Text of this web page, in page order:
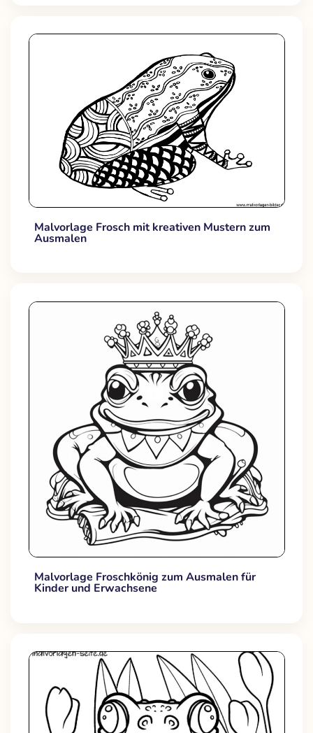
Malvorlage Frosch mit kreativen Mustern zum
Ausmalen
Malvorlage Froschkönig zum Ausmalen für
Kinder und Erwachsene